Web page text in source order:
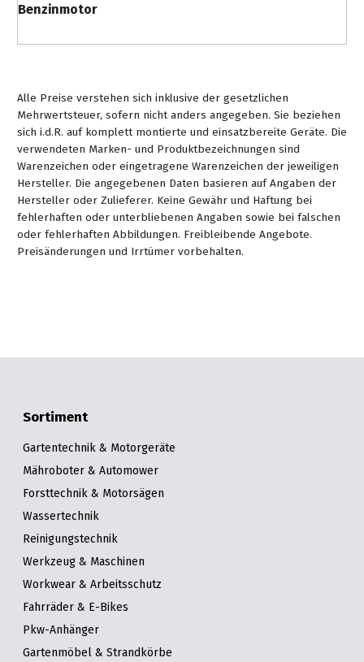
Benzinmotor
Alle Preise verstehen sich inklusive der gesetzlichen
Mehrwertsteuer, sofern nicht anders angegeben. Sie beziehen
sich i.d.R. auf komplett montierte und einsatzbereite Geräte. Die
verwendeten Marken- und Produktbezeichnungen sind
Warenzeichen oder eingetragene Warenzeichen der jeweiligen
Hersteller. Die angegebenen Daten basieren auf Angaben der
Hersteller oder Zulieferer. Keine Gewähr und Haftung bei
fehlerhaften oder unterbliebenen Angaben sowie bei falschen
oder fehlerhaften Abbildungen. Freibleibende Angebote.
Preisänderungen und Irrtümer vorbehalten.
Sortiment
Gartentechnik & Motorgeräte
Mähroboter & Automower
Forsttechnik & Motorsägen
Wassertechnik
Reinigungstechnik
Werkzeug & Maschinen
Workwear & Arbeitsschutz
Fahrräder & E-Bikes
Pkw-Anhänger
Gartenmöbel & Strandkörbe